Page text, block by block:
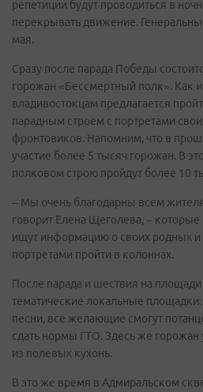
репетиции будут проводиться в
перекрывать движение.
мая.
Сразу после парада Победы
горожан «Бессмертный полк». Как
владивостокцам предлагается
парадным строем с портретами
фронтовиков. Напомним, что в
участие более 5 тысяч горожан. В
полковом строю пройдут более 10
– Мы очень благодарны всем
говорит Елена Щеголева, – которые
ищут информацию о своих родных и
портретами пройти в колоннах.
После парада и шествия на площади
тематические локальные площадки:
песни, все желающие смогут
сдать нормы ГТО. Здесь же горожан
из полевых кухонь.
В это же время в Адмиральском